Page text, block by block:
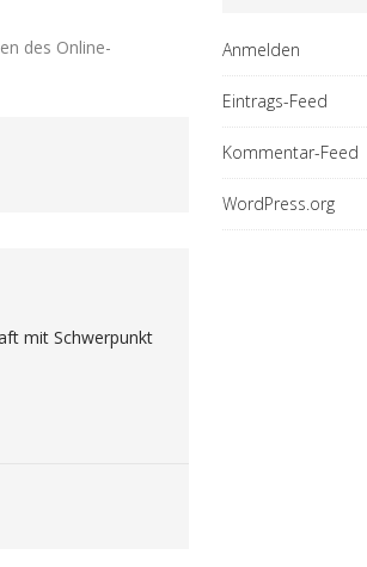
des Online-
mit Schwerpunkt
Anmelden
Eintrags-Feed
Kommentar-Feed
WordPress.org